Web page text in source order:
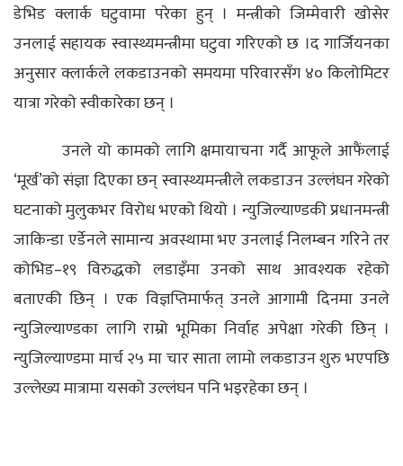
डेभिड क्लार्क घटुवामा परेका हुन् । मन्त्रीको जिम्मेवारी खोसेर
उनलाई सहायक स्वास्थ्यमन्त्रीमा घटुवा गरिएको छ ।द गार्जियनका
अनुसार क्लार्कले लकडाउनको समयमा परिवारसँग ४० किलोमिटर
यात्रा गरेको स्वीकारेका छन् ।
उनले यो कामको लागि क्षमायाचना गर्दै आफूले आफैंलाई
‘मूर्ख’को संज्ञा दिएका छन् स्वास्थ्यमन्त्रीले लकडाउन उल्लंघन गरेको
घटनाको मुलुकभर विरोध भएको थियो । न्युजिल्याण्डकी प्रधानमन्त्री
जाकिन्डा एर्डेनले सामान्य अवस्थामा भए उनलाई निलम्बन गरिने तर
कोभिड–१९ विरुद्धको लडाइँमा उनको साथ आवश्यक रहेको
बताएकी छिन् । एक विज्ञप्तिमार्फत् उनले आगामी दिनमा उनले
न्युजिल्याण्डका लागि राम्रो भूमिका निर्वाह अपेक्षा गरेकी छिन् ।
न्युजिल्याण्डमा मार्च २५ मा चार साता लामो लकडाउन शुरु भएपछि
उल्लेख्य मात्रामा यसको उल्लंघन पनि भइरहेका छन् ।